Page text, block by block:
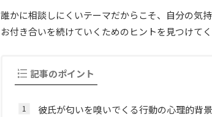
誰かに相談しにくいテーマだからこそ、自分の気
お付き合いを続けていくためのヒントを見つけてく
記事のポイント
彼氏が匂いを嗅いでくる行動の心理的背景